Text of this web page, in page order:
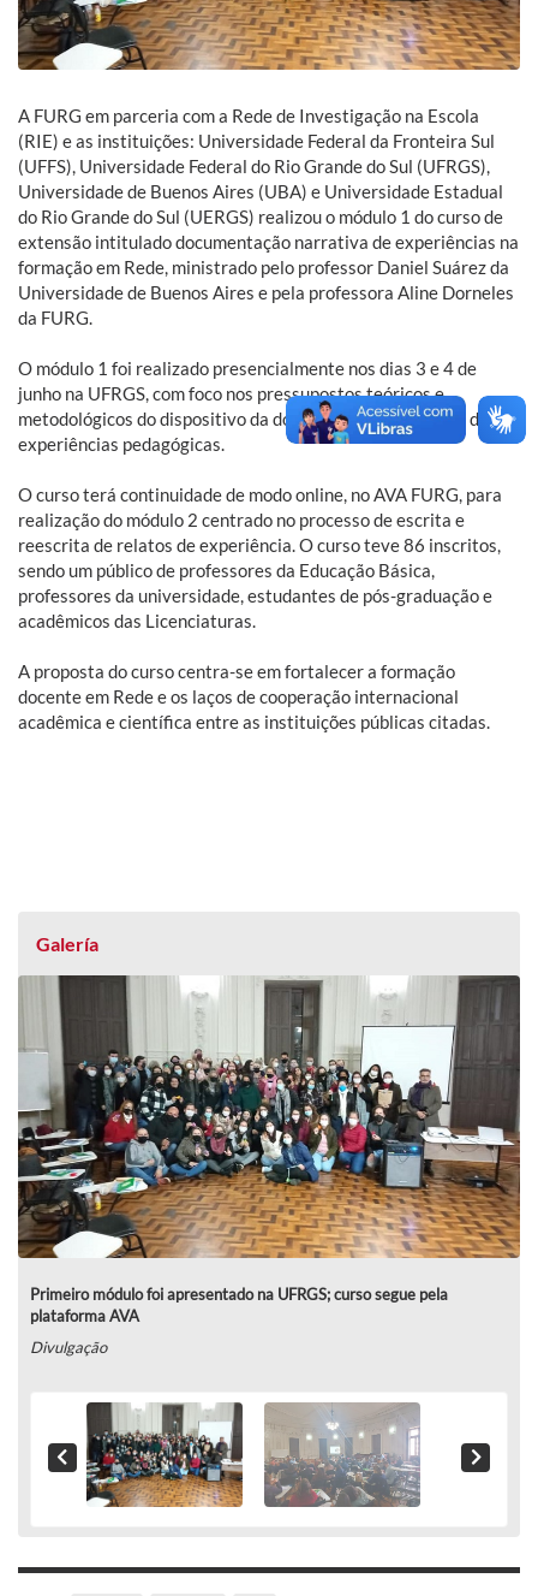
A FURG em parceria com a Rede de Investigação na Escola
(RIE) e as instituições: Universidade Federal da Fronteira Sul
(UFFS), Universidade Federal do Rio Grande do Sul (UFRGS),
Universidade de Buenos Aires (UBA) e Universidade Estadual
do Rio Grande do Sul (UERGS) realizou o módulo 1 do curso de
extensão intitulado documentação narrativa de experiências na
formação em Rede, ministrado pelo professor Daniel Suárez da
Universidade de Buenos Aires e pela professora Aline Dorneles
da FURG.
O módulo 1 foi realizado presencialmente nos dias 3 e 4 de
junho na UFRGS, com foco nos pressupostos teóricos e
metodológicos do dispositivo da documentação narrativa de
experiências pedagógicas.
O curso terá continuidade de modo online, no AVA FURG, para
realização do módulo 2 centrado no processo de escrita e
reescrita de relatos de experiência. O curso teve 86 inscritos,
sendo um público de professores da Educação Básica,
professores da universidade, estudantes de pós-graduação e
acadêmicos das Licenciaturas.
A proposta do curso centra-se em fortalecer a formação
docente em Rede e os laços de cooperação internacional
acadêmica e científica entre as instituições públicas citadas.
Galería
Primeiro módulo foi apresentado na UFRGS; curso segue pela
plataforma AVA
Divulgação